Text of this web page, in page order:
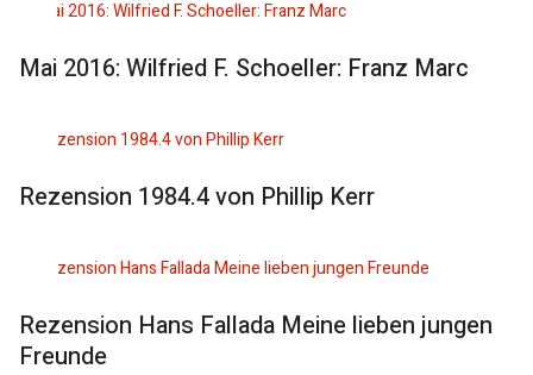
Mai 2016: Wilfried F. Schoeller: Franz Marc
Rezension 1984.4 von Phillip Kerr
Rezension Hans Fallada Meine lieben jungen
Freunde